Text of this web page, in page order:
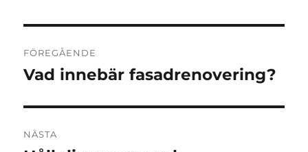
FÖREGÅENDE
Föregående
Vad innebär fasadrenovering?
NÄSTA